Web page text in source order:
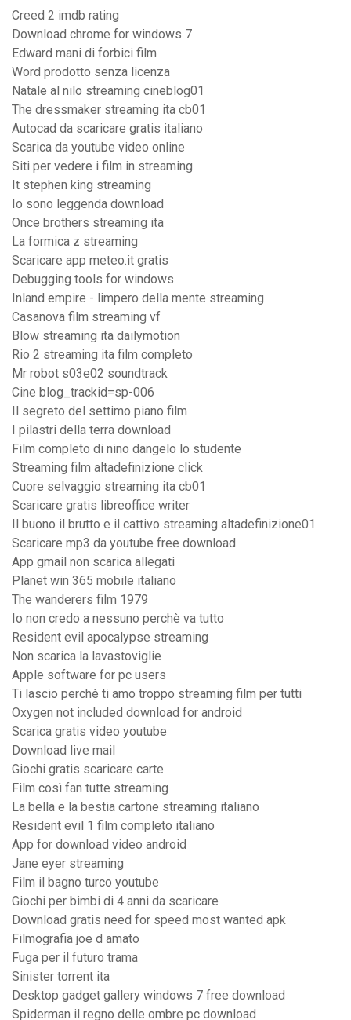
Creed 2 imdb rating
Download chrome for windows 7
Edward mani di forbici film
Word prodotto senza licenza
Natale al nilo streaming cineblog01
The dressmaker streaming ita cb01
Autocad da scaricare gratis italiano
Scarica da youtube video online
Siti per vedere i film in streaming
It stephen king streaming
Io sono leggenda download
Once brothers streaming ita
La formica z streaming
Scaricare app meteo.it gratis
Debugging tools for windows
Inland empire - limpero della mente streaming
Casanova film streaming vf
Blow streaming ita dailymotion
Rio 2 streaming ita film completo
Mr robot s03e02 soundtrack
Cine blog_trackid=sp-006
Il segreto del settimo piano film
I pilastri della terra download
Film completo di nino dangelo lo studente
Streaming film altadefinizione click
Cuore selvaggio streaming ita cb01
Scaricare gratis libreoffice writer
Il buono il brutto e il cattivo streaming altadefinizione01
Scaricare mp3 da youtube free download
App gmail non scarica allegati
Planet win 365 mobile italiano
The wanderers film 1979
Io non credo a nessuno perchè va tutto
Resident evil apocalypse streaming
Non scarica la lavastoviglie
Apple software for pc users
Ti lascio perchè ti amo troppo streaming film per tutti
Oxygen not included download for android
Scarica gratis video youtube
Download live mail
Giochi gratis scaricare carte
Film così fan tutte streaming
La bella e la bestia cartone streaming italiano
Resident evil 1 film completo italiano
App for download video android
Jane eyer streaming
Film il bagno turco youtube
Giochi per bimbi di 4 anni da scaricare
Download gratis need for speed most wanted apk
Filmografia joe d amato
Fuga per il futuro trama
Sinister torrent ita
Desktop gadget gallery windows 7 free download
Spiderman il regno delle ombre pc download